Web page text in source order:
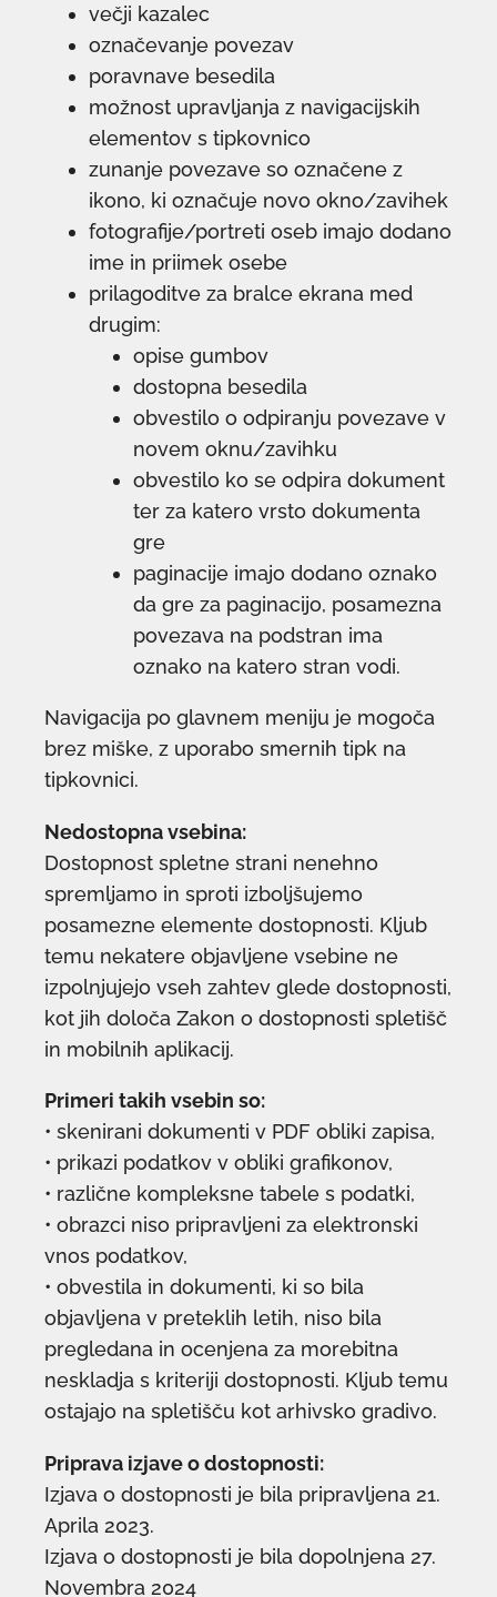
večji kazalec
označevanje povezav
poravnave besedila
možnost upravljanja z navigacijskih
elementov s tipkovnico
zunanje povezave so označene z
ikono, ki označuje novo okno/zavihek
fotografije/portreti oseb imajo dodano
ime in priimek osebe
prilagoditve za bralce ekrana med
drugim:
opise gumbov
dostopna besedila
obvestilo o odpiranju povezave v
novem oknu/zavihku
obvestilo ko se odpira dokument
ter za katero vrsto dokumenta
gre
paginacije imajo dodano oznako
da gre za paginacijo, posamezna
povezava na podstran ima
oznako na katero stran vodi.
Navigacija po glavnem meniju je mogoča
brez miške, z uporabo smernih tipk na
tipkovnici.
Nedostopna vsebina:
Dostopnost spletne strani nenehno
spremljamo in sproti izboljšujemo
posamezne elemente dostopnosti. Kljub
temu nekatere objavljene vsebine ne
izpolnjujejo vseh zahtev glede dostopnosti,
kot jih določa Zakon o dostopnosti spletišč
in mobilnih aplikacij.
Primeri takih vsebin so:
• skenirani dokumenti v PDF obliki zapisa,
• prikazi podatkov v obliki grafikonov,
• različne kompleksne tabele s podatki,
• obrazci niso pripravljeni za elektronski
vnos podatkov,
• obvestila in dokumenti, ki so bila
objavljena v preteklih letih, niso bila
pregledana in ocenjena za morebitna
neskladja s kriteriji dostopnosti. Kljub temu
ostajajo na spletišču kot arhivsko gradivo.
Priprava izjave o dostopnosti:
Izjava o dostopnosti je bila pripravljena 21.
Aprila 2023.
Izjava o dostopnosti je bila dopolnjena 27.
Novembra 2024